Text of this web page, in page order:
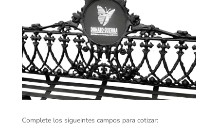
Complete los sigueintes campos para cotizar: